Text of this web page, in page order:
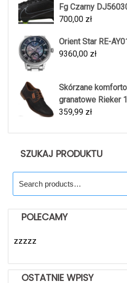
Fg Czarny
700,00 zł
Orient Star RE-
9360,00 zł
Skórzane
granatowe Rieker
359,99 zł
SZUKAJ PRODUKTU
for:
POLECAMY
zzzzz
OSTATNIE WPISY